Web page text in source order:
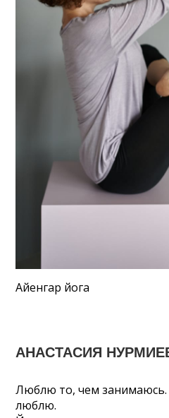
Айенгар йога
АНАСТАСИЯ
Люблю то, чем
люблю.